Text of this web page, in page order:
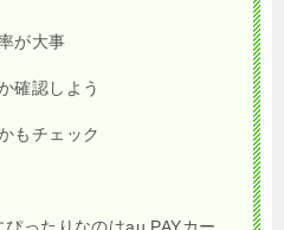
が大事
確認しよう
もチェック